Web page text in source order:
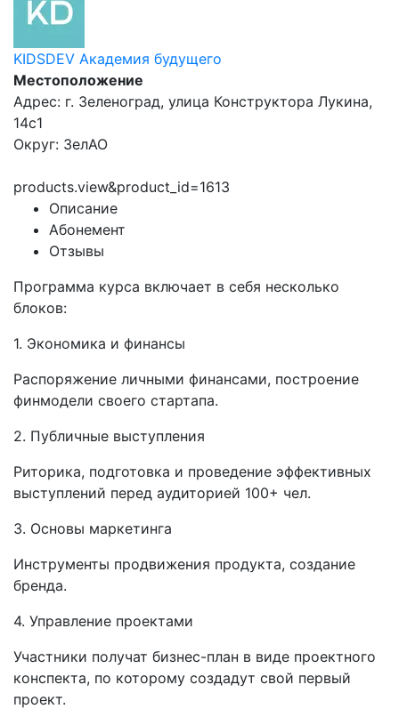
KIDSDEV Академия будущего
Местоположение
Адрес: г. Зеленоград, улица Конструктора Лукина,
14с1
Округ: ЗелАО
products.view&product_id=1613
Описание
Абонемент
Отзывы
Программа курса включает в себя несколько
блоков:
1. Экономика и финансы
Распоряжение личными финансами, построение
финмодели своего стартапа.
2. Публичные выступления
Риторика, подготовка и проведение эффективных
выступлений перед аудиторией 100+ чел.
3. Основы маркетинга
Инструменты продвижения продукта, создание
бренда.
4. Управление проектами
Участники получат бизнес-план в виде проектного
конспекта, по которому создадут свой первый
проект.